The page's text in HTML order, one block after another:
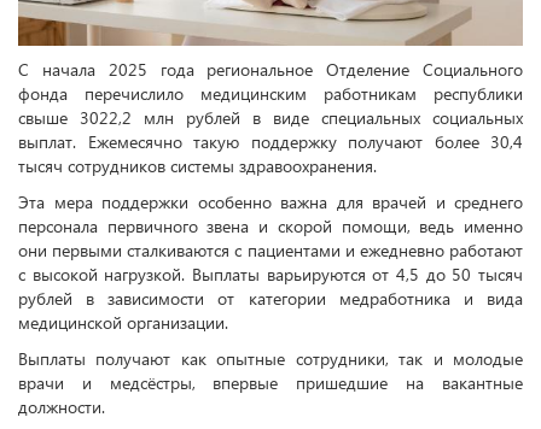
С начала 2025 года региональное Отделение Социального
фонда перечислило медицинским работникам республики
свыше 3022,2 млн рублей в виде специальных социальных
выплат. Ежемесячно такую поддержку получают более 30,4
тысяч сотрудников системы здравоохранения.
Эта мера поддержки особенно важна для врачей и среднего
персонала первичного звена и скорой помощи, ведь именно
они первыми сталкиваются с пациентами и ежедневно работают
с высокой нагрузкой. Выплаты варьируются от 4,5 до 50 тысяч
рублей в зависимости от категории медработника и вида
медицинской организации.
Выплаты получают как опытные сотрудники, так и молодые
врачи и медсёстры, впервые пришедшие на вакантные
должности.